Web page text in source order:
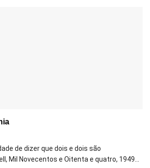
de dizer que dois e dois são
Mil Novecentos e Oitenta e quatro, 1949...